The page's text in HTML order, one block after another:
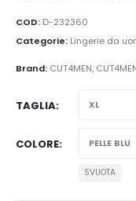
COD: D-232360
Categorie: Lingerie da
Brand: CUT4MEN,
TAGLIA
COLORE
SVUOTA